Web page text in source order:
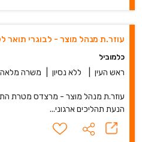
עוזר.ת מנהל מוצר - לבוגרי תואר
כלמוביל
ראש העין ללא נסיון משרה מלאה
עוזר.ת מנהל מוצר - מרצדס מטרת
הנעת תהליכים ארגוני...